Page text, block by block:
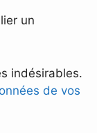
un
indésirables.
de vos